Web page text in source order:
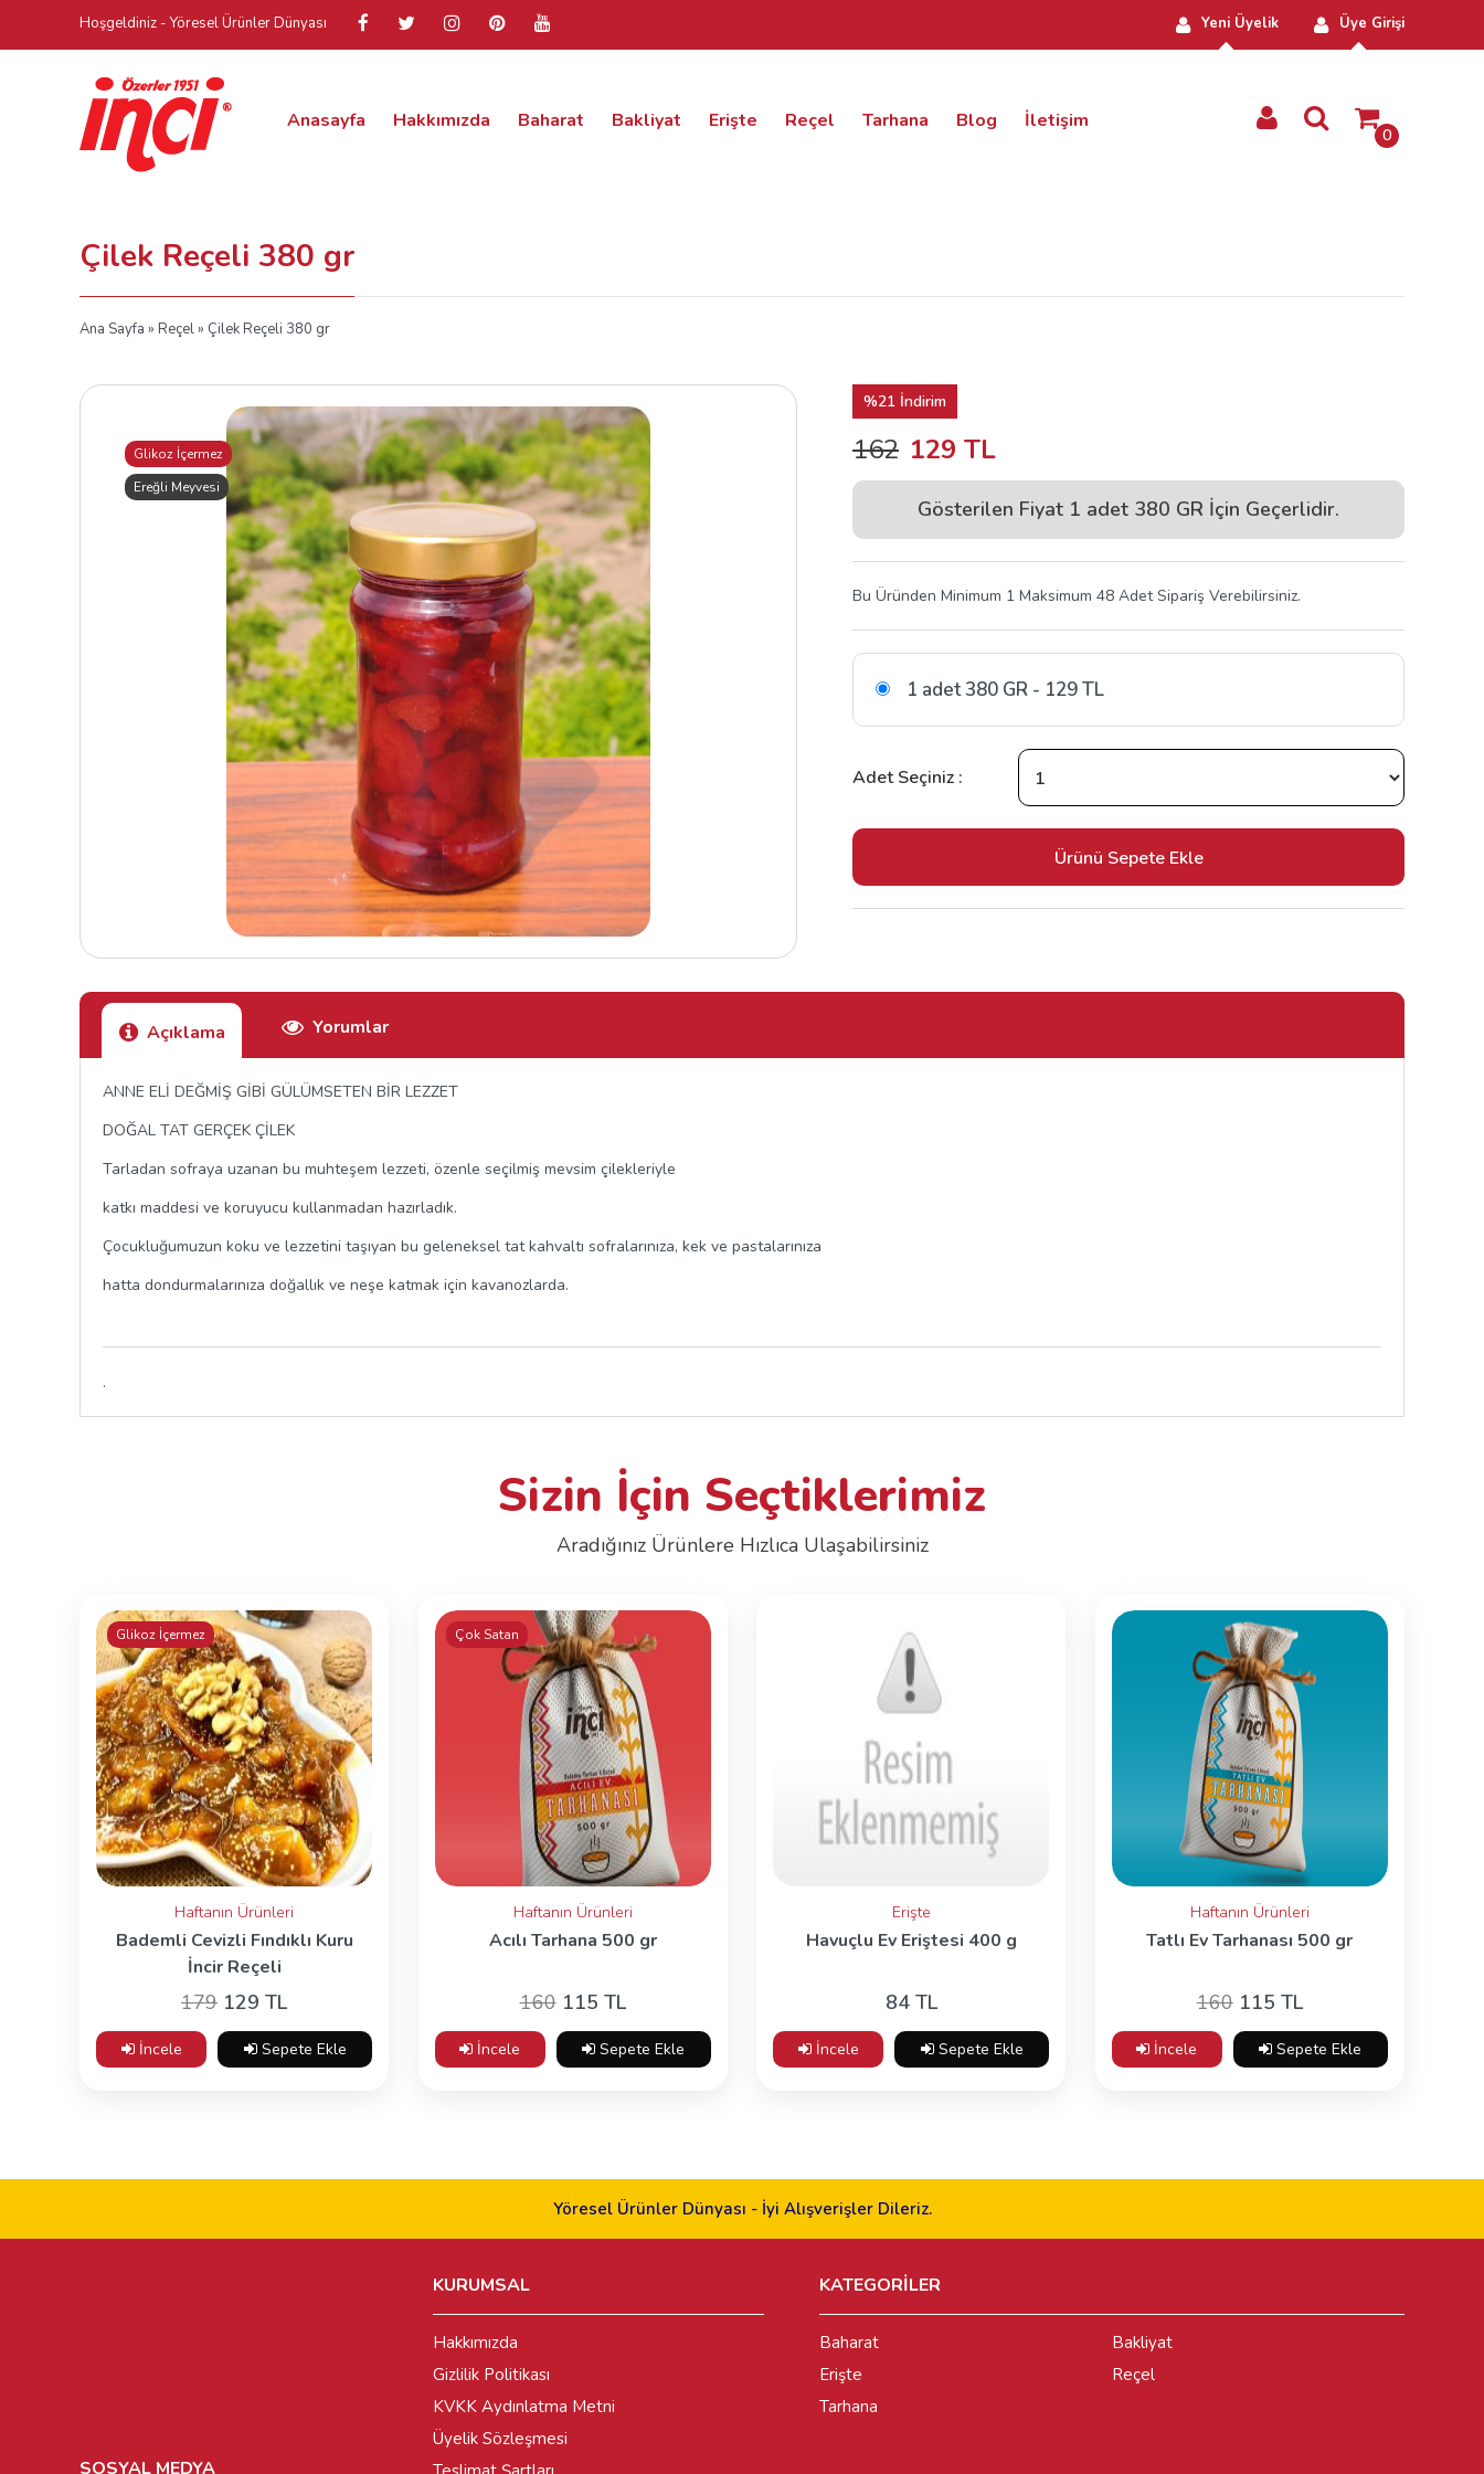
Hoşgeldiniz - Yöresel Ürünler Dünyası Üye Girişi
Yeni Üyelik
Anasayfa Hakkımızda Baharat Bakliyat Erişte Reçel Tarhana Blog İletişim
0
Çilek Reçeli 380 gr
Ana Sayfa » Reçel» Çilek Reçeli 380 gr
Glikoz İçermez
Ereğli Meyvesi
%21 İndirim
162 129 TL
Gösterilen Fiyat 1 adet 380 GR İçin Geçerlidir.
Bu Üründen Minimum 1 Maksimum 48 Adet Sipariş Verebilirsiniz.
1 adet 380 GR - 129 TL
Adet Seçiniz :
Açıklama Yorumlar
ANNE ELİ DEĞMİŞ GİBİ GÜLÜMSETEN BİR LEZZET
DOĞAL TAT GERÇEK ÇİLEK
Tarladan sofraya uzanan bu muhteşem lezzeti, özenle seçilmiş mevsim çilekleriyle
katkı maddesi ve koruyucu kullanmadan hazırladık.
Çocukluğumuzun koku ve lezzetini taşıyan bu geleneksel tat kahvaltı sofralarınıza, kek ve pastalarınıza
hatta dondurmalarınıza doğallık ve neşe katmak için kavanozlarda.
.
Sizin İçin Seçtiklerimiz
Aradığınız Ürünlere Hızlıca Ulaşabilirsiniz
Glikoz İçermez
Haftanın Ürünleri
Bademli Cevizli Fındıklı Kuru
İncir Reçeli
179 129 TL
İncele Sepete Ekle
Çok Satan
Haftanın Ürünleri
Acılı Tarhana 500 gr
160115 TL
İncele Sepete Ekle
Erişte
Havuçlu Ev Eriştesi 400 g
84 TL
İncele Sepete Ekle
Haftanın Ürünleri
Tatlı Ev Tarhanası 500 gr
160115 TL
İncele Sepete Ekle
Yöresel Ürünler Dünyası - İyi Alışverişler Dileriz.
SOSYAL MEDYA
KURUMSAL
Hakkımızda
Gizlilik Politikası
KVKK Aydınlatma Metni
Üyelik Sözleşmesi
KATEGORİLER
Baharat
Bakliyat
Erişte
Reçel
Tarhana